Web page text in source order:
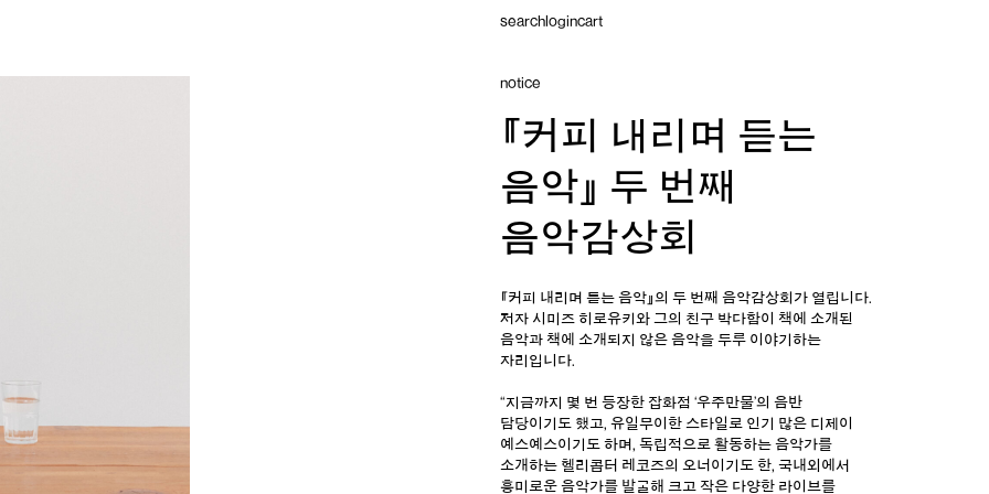
searchlogincart
notice
『커피 내리며 듣는
음악』 두 번째
음악감상회
『커피 내리며 듣는 음악』의 두 번째 음악감상회가 열립니다.
저자 시미즈 히로유키와 그의 친구 박다함이 책에 소개된
음악과 책에 소개되지 않은 음악을 두루 이야기하는
자리입니다.
“지금까지 몇 번 등장한 잡화점 ‘우주만물’의 음반
담당이기도 했고, 유일무이한 스타일로 인기 많은 디제이
예스예스이기도 하며, 독립적으로 활동하는 음악가를
소개하는 헬리콥터 레코즈의 오너이기도 한, 국내외에서
흥미로운 음악가를 발굴해 크고 작은 다양한 라이브를